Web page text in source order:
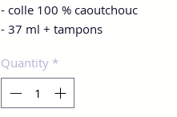
- colle 100 % caoutchouc
- 37 ml + tampons
Quantity *